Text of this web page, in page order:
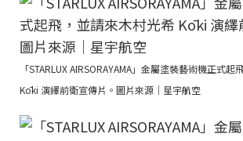
「STARLUX AIRSORAYAMA」金屬塗裝藝術機正式
Kōki 演繹前衛宣傳片。圖片來源｜星宇航空